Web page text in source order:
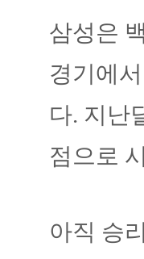
삼성은
경기에
다. 지난
점으로
아직 승